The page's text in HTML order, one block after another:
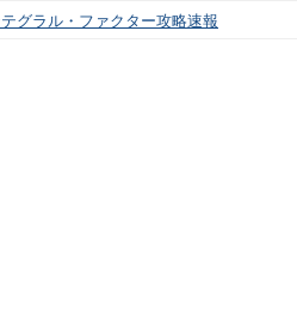
グラル・ファクター攻略速報